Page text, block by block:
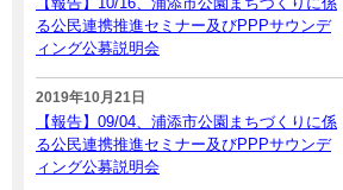
る公民連携推進セミナー及びPPPサウンデ
ィング公募説明会
2019年10月21日
【報告】09/04、浦添市公園まちづくりに係
る公民連携推進セミナー及びPPPサウンデ
ィング公募説明会